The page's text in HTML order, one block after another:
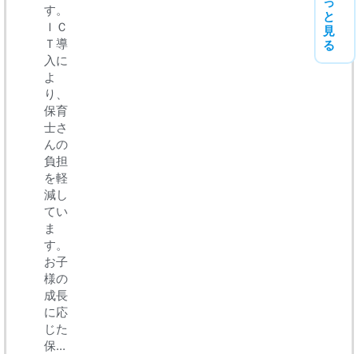
す。
ＩＣ
Ｔ導
入に
よ
り、
保育
士さ
んの
負担
を軽
減し
てい
ま
す。
お子
様の
成長
に応
じた
保...
と
見
る